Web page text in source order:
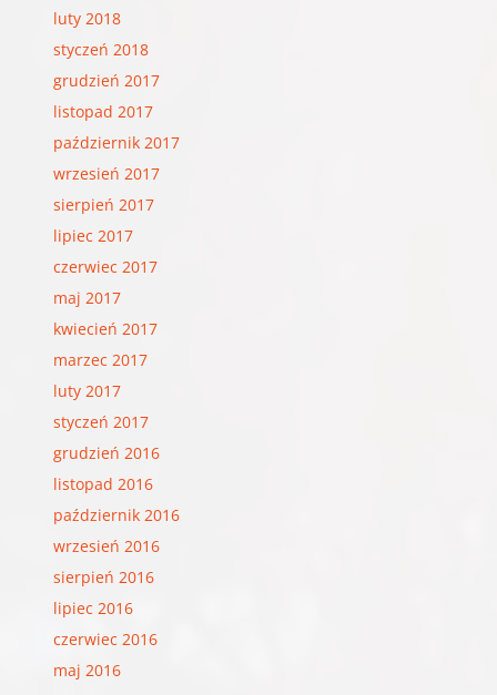
luty 2018
styczeń 2018
grudzień 2017
listopad 2017
październik 2017
wrzesień 2017
sierpień 2017
lipiec 2017
czerwiec 2017
maj 2017
kwiecień 2017
marzec 2017
luty 2017
styczeń 2017
grudzień 2016
listopad 2016
październik 2016
wrzesień 2016
sierpień 2016
lipiec 2016
czerwiec 2016
maj 2016